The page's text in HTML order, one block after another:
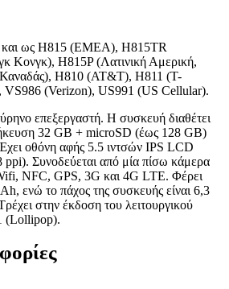
και ως H815 (EMEA), H815TR
Κονγκ), H815P (Λατινική Αμερική,
H810 (AT&T), H811 (T-
(Verizon), US991 (US Cellular).
επεξεργαστή. Η συσκευή διαθέτει
32 GB + microSD (έως 128 GB)
οθόνη αφής 5.5 ιντσών IPS LCD
Συνοδεύεται από μία πίσω κάμερα
NFC, GPS, 3G και 4G LTE. Φέρει
ενώ το πάχος της συσκευής είναι 6,3
στην έκδοση του λειτουργικού
(Lollipop).